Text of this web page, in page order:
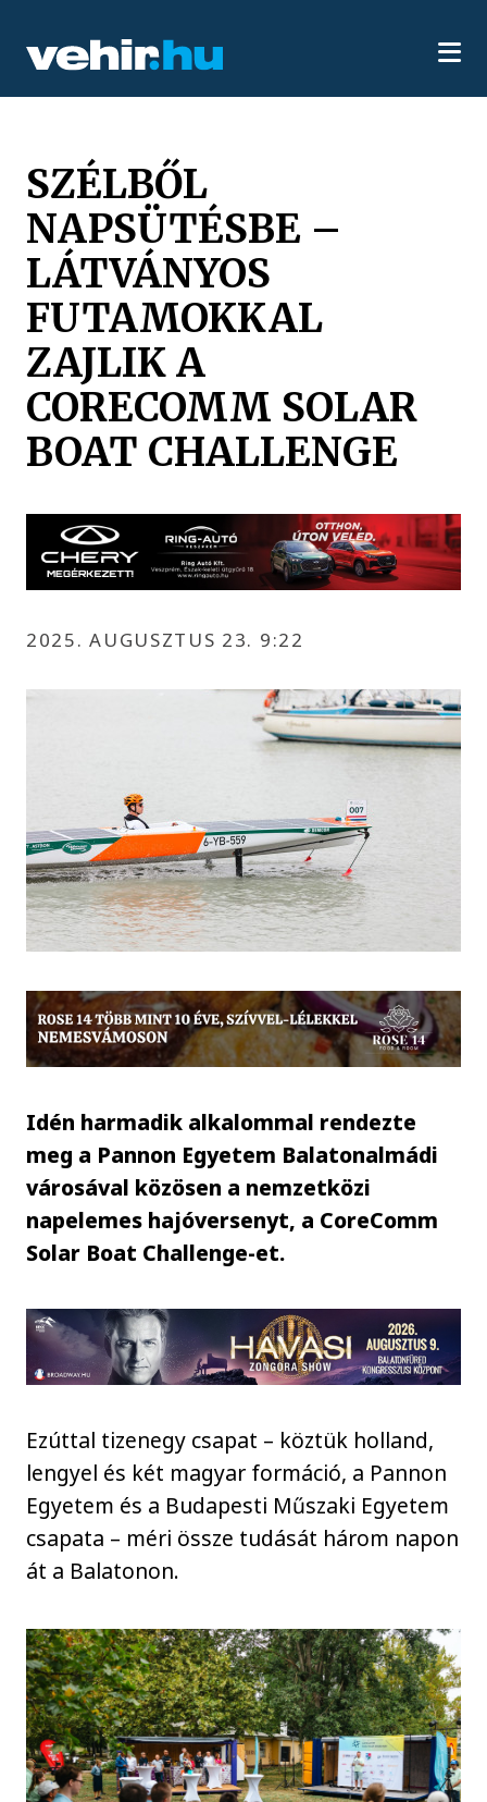
SZÉLBŐL
NAPSÜTÉSBE –
LÁTVÁNYOS
FUTAMOKKAL
ZAJLIK A
CORECOMM SOLAR
BOAT CHALLENGE
2025. AUGUSZTUS 23. 9:22
Idén harmadik alkalommal rendezte
meg a Pannon Egyetem Balatonalmádi
városával közösen a nemzetközi
napelemes hajóversenyt, a CoreComm
Solar Boat Challenge-et.
Ezúttal tizenegy csapat – köztük holland,
lengyel és két magyar formáció, a Pannon
Egyetem és a Budapesti Műszaki Egyetem
csapata – méri össze tudását három napon
át a Balatonon.